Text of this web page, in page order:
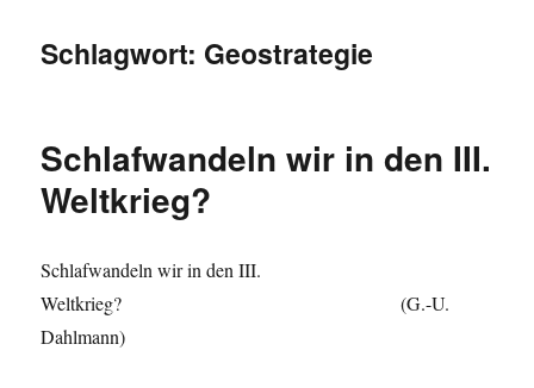
Schlagwort: Geostrategie
Schlafwandeln wir in den III.
Weltkrieg?
Schlafwandeln wir in den III.
Weltkrieg? (G.-U.
Dahlmann)